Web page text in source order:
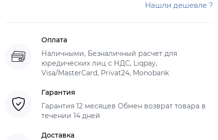
Нашли дешевле ?
Оплата
Наличными, Безналичный расчет для
юредических лиц с НДС, Liqpay,
Visa/MasterCard, Privat24, Monobank
Гарантия
Гарантия 12 месяцев Обмен возврат товара в
течении 14 дней
Доставка